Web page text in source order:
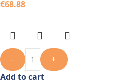
€68.88
-
+
Add to cart